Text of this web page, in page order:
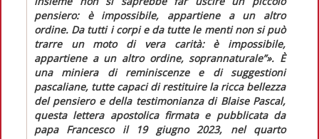
pensiero: è impossibile, appartiene a un altro
ordine. Da tutti i corpi e da tutte le menti non si può
trarre un moto di vera carità: è impossibile,
appartiene a un altro ordine, soprannaturale”». È
una miniera di reminiscenze e di suggestioni
pascaliane, tutte capaci di restituire la ricca bellezza
del pensiero e della testimonianza di Blaise Pascal,
questa lettera apostolica firmata e pubblicata da
papa Francesco il 19 giugno 2023, nel quarto